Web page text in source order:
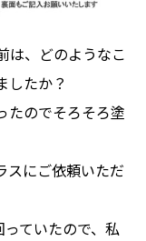
は、どのようなこ
したか？
たのでそろそろ塗
スにご依頼いただ
ていたので、私